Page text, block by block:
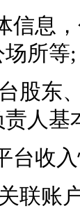
息，
所等;
东、
人基
收入
联账